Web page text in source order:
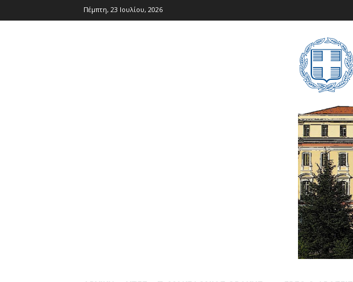
Πέμπτη, 23 Ιουλίου, 2026